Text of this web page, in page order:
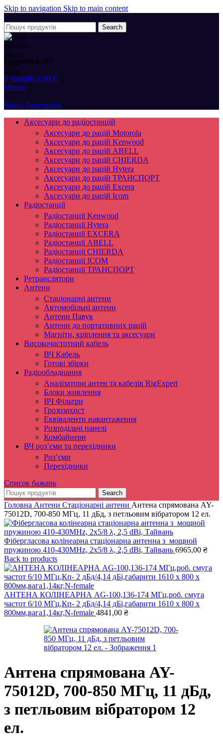
Skip to navigation Skip to main content
Search
Підтримка 24/7
0 товарів 0,00 ₴
Меню
Вхід / Реєстрація
Аксесуари до радіостанцій
Аксесуари до рацій Motorola
Аксесуари до рацій Kenwood
Аксесуари до рацій ABELL
Аксесуари до рацій CHIERDA
Аксесуари до рацій Hytera
Аксесуари до рацій ТРАНСПОРТ
Аксесуари до рацій Excera
Аксесуари до рацій Icom
Радіостанції
Радіостанції Kenwood
Радіостанції Hytera
Радіостанції EXCERA
Радіостанції ABELL
Радіостанції CHIERDA
Радіостанції ICOM
Радіостанції ТРАНСПОРТ
Ретранслятори
Антени
Стаціонарні антени
Автомобільні антени
Антени Павук
Антени до портативних рацій
Магніти, кріплення та аксесуари
Високочастотний кабель
ВЧ Кабель
Готові збірки
Радіообладнання
Аналізатори антен та кабелів RigExpert
Блоки живлення
ВЧ Фільтри
Грозозахист
Еквіваленти навантаження
Розподільчі панелі
Комбайнери
ВЧ роз’єми та перехідники
Роз’єми
Перехідники
Список бажань
Search
Головна Антени Стаціонарні антени Антена спрямована AY-
75012D, 700-850 МГц, 11 дБд, з петльовим вібратором 12 ел.
Фібергласова колінеарна стаціонарна антенна з мощной
пружиною 410-430MHz, 2x5/8 λ, 2,5 dBi, Тайвань 6965,00 ₴
Back to products
АНТЕНА КОЛІНЕАРНА AG-100,136-174 МГц,роб. смуга
частот 6/10 МГц,Кп- 2 дБд/4,14 дБі,габарити 1610 х 800 х
800мм,вага1,14кг,N-femаle 4841,00 ₴
Антена спрямована AY-
75012D, 700-850 МГц, 11 дБд,
з петльовим вібратором 12
ел.